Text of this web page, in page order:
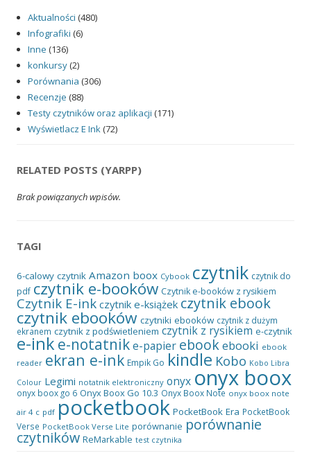
Aktualności (480)
Infografiki (6)
Inne (136)
konkursy(2)
Porównania (306)
Recenzje (88)
Testy czytników oraz aplikacji (171)
Wyświetlacz E Ink(72)
RELATED POSTS (YARPP)
Brak powiązanych wpisów.
TAGI
6-calowy czytnik Amazon boox Cybook czytnik czytnik do
pdf czytnik e-booków Czytnik e-booków z rysikiem
Czytnik E-ink czytnik e-książek czytnik ebook
czytnik ebooków czytniki ebooków czytnik z dużym
ekranem czytnik z podświetleniem czytnik z rysikiem e-czytnik
e-ink e-notatnike-papier ebookebooki ebook
reader ekran e-ink Empik Go kindle Kobo Kobo Libra
Colour Legimi notatnik elektroniczny onyx onyx boox
onyx boox go 6 Onyx Boox Go 10.3 Onyx Boox Note onyx boox note
air 4 c pdf pocketbook PocketBook Era PocketBook
Verse PocketBook Verse Lite porównanie porównanie
czytników ReMarkable test czytnika